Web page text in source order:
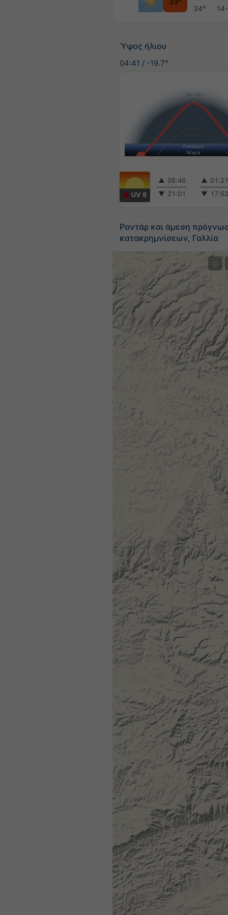
34°
Ύψος ήλιου
04:41 / -19.7°
UV 8
▲ 06:46
▼ 21:01
▲
▼
Ραντάρ και άμεση
κατακρημνίσεων, Γαλλία
©